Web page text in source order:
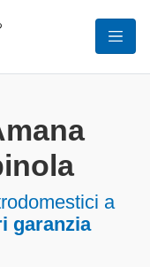
a
garanzia